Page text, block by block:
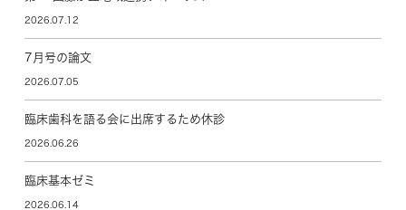
2026.07.12
7月号の論文
2026.07.05
臨床歯科を語る会に出席するため休診
2026.06.26
臨床基本ゼミ
2026.06.14